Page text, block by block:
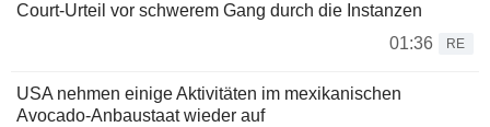
Court-Urteil vor schwerem Gang durch die Instanzen
01:36
RE
USA nehmen einige Aktivitäten im mexikanischen
Avocado-Anbaustaat wieder auf